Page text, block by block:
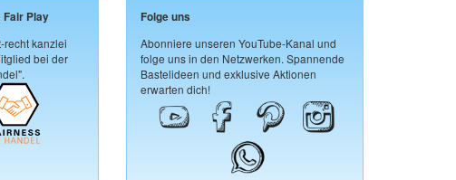
Fair Play
recht kanzlei
bei der
Folge uns
Abonniere unseren YouTube-Kanal und
folge uns in den Netzwerken. Spannende
Bastelideen und exklusive Aktionen
erwarten dich!